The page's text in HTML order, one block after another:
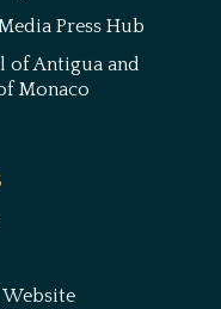
Press Hub
of Antigua and
Monaco
Website